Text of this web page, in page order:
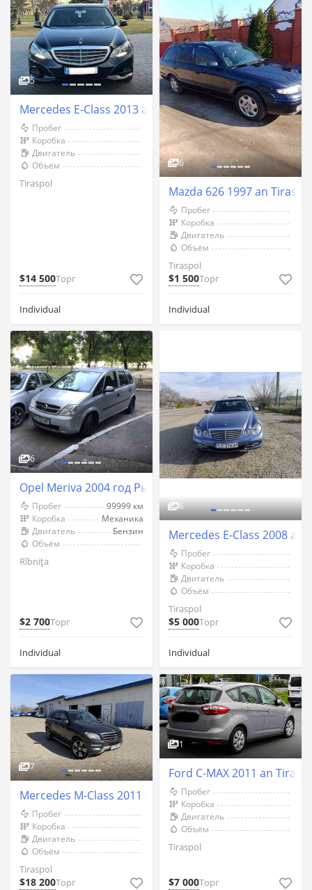
5
Mercedes E-Class 2013 an Tiraspol
Пробег
Коробка
Двигатель
Объём
Tiraspol
$14 500Торг
Individual
6
Mazda 626 1997 an
Пробег
Коробка
Двигатель
Объём
Tiraspol
$1 500Торг
Individual
6
Opel Meriva 2004 год Рыбница
Пробег
99999 км
Коробка
Механика
Двигатель
Бензин
Объём
Rîbnița
$2 700Торг
Individual
6
Mercedes E-Class 2008 an
Пробег
Коробка
Двигатель
Объём
Tiraspol
$5 000Торг
Individual
7
Mercedes M-Class 2011 an Tiraspol
Пробег
Коробка
Двигатель
Объём
Tiraspol
$18 200Торг
1
Ford C-MAX 2011 an
Пробег
Коробка
Двигатель
Объём
Tiraspol
$7 000Торг